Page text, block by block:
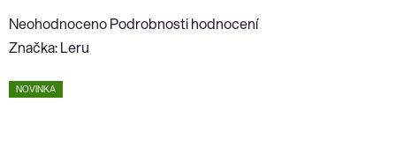
Průměrné
hodnocení
je
NeohodnocenoPodrobnosti hodnocení
Značka:Leru
NOVINKA